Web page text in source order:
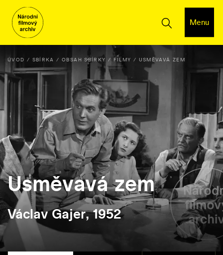
Menu
ÚVOD SBÍRKA OBSAH SBÍRKY FILMY USMĚVAVÁ ZEM
Usměvavá zem
Václav Gajer, 1952